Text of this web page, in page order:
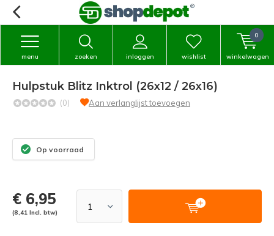
zoeken inloggen
menu wishlist winkelwagen
0
Hulpstuk Blitz Inktrol (26x12 / 26x16)
(0) Aan verlanglijst toevoegen
Op voorraad
€ 6,95
(8,41 Incl. btw)